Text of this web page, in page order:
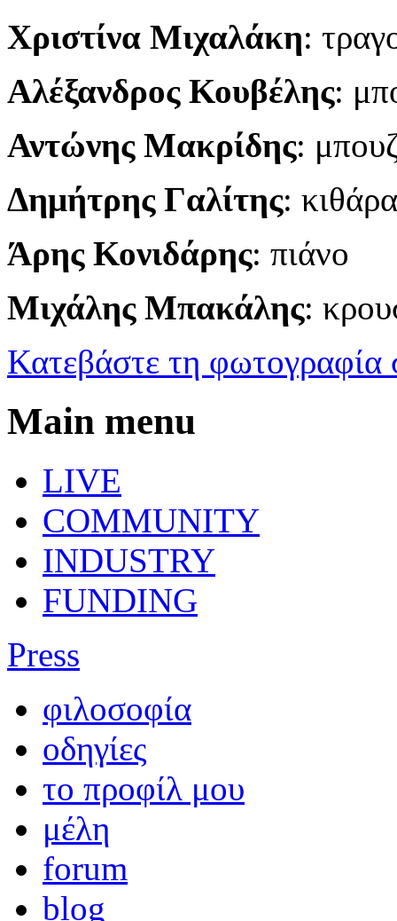
Χριστίνα Μιχαλάκη:
Αλέξανδρος Κουβέλης:
Αντώνης Μακρίδης:
Δημήτρης Γαλίτης:
Άρης Κονιδάρης: πιάνο
Μιχάλης Μπακάλης:
Κατεβάστε τη φωτογραφία
Main menu
LIVE
COMMUNITY
INDUSTRY
FUNDING
Press
φιλοσοφία
οδηγίες
το προφίλ μου
μέλη
forum
blog